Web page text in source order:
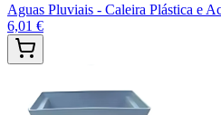
Aguas Pluviais - Caleira Plástica e
6,01 €